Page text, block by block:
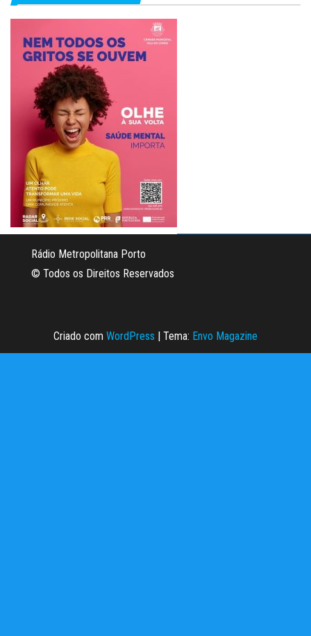
Rádio Metropolitana Porto
© Todos os Direitos Reservados
Criado com WordPress | Tema: Envo Magazine